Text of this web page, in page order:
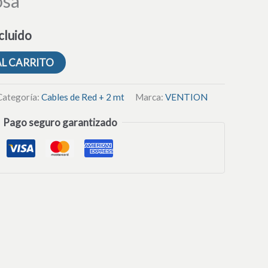
CARRITO
Cables de Red + 2 mt Marca: VENTION
Pago seguro garantizado